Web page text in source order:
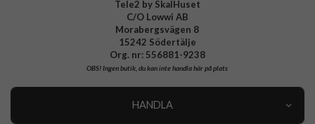
Tele2 by SkalHuset
C/O Lowwi AB
Morabergsvägen 8
15242 Södertälje
Org. nr: 556881-9238
OBS!Ingen butik, du kan inte handla här på plats
HANDLA